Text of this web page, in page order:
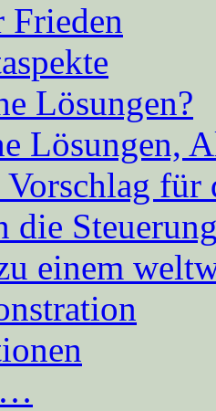
Frieden
Lösungen?
Lösungen,
für
die
einem